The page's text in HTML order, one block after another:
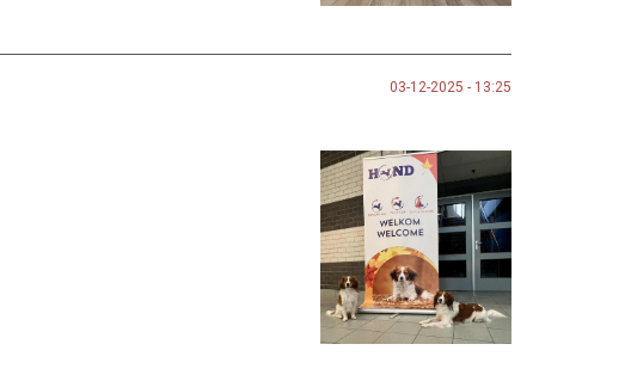
03-12-2025 - 13:25